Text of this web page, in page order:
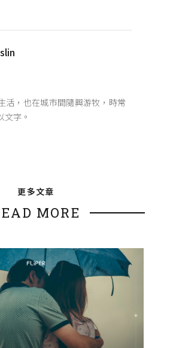
活，也在城市間隨興游牧，時常
文字。
更多文章
MORE